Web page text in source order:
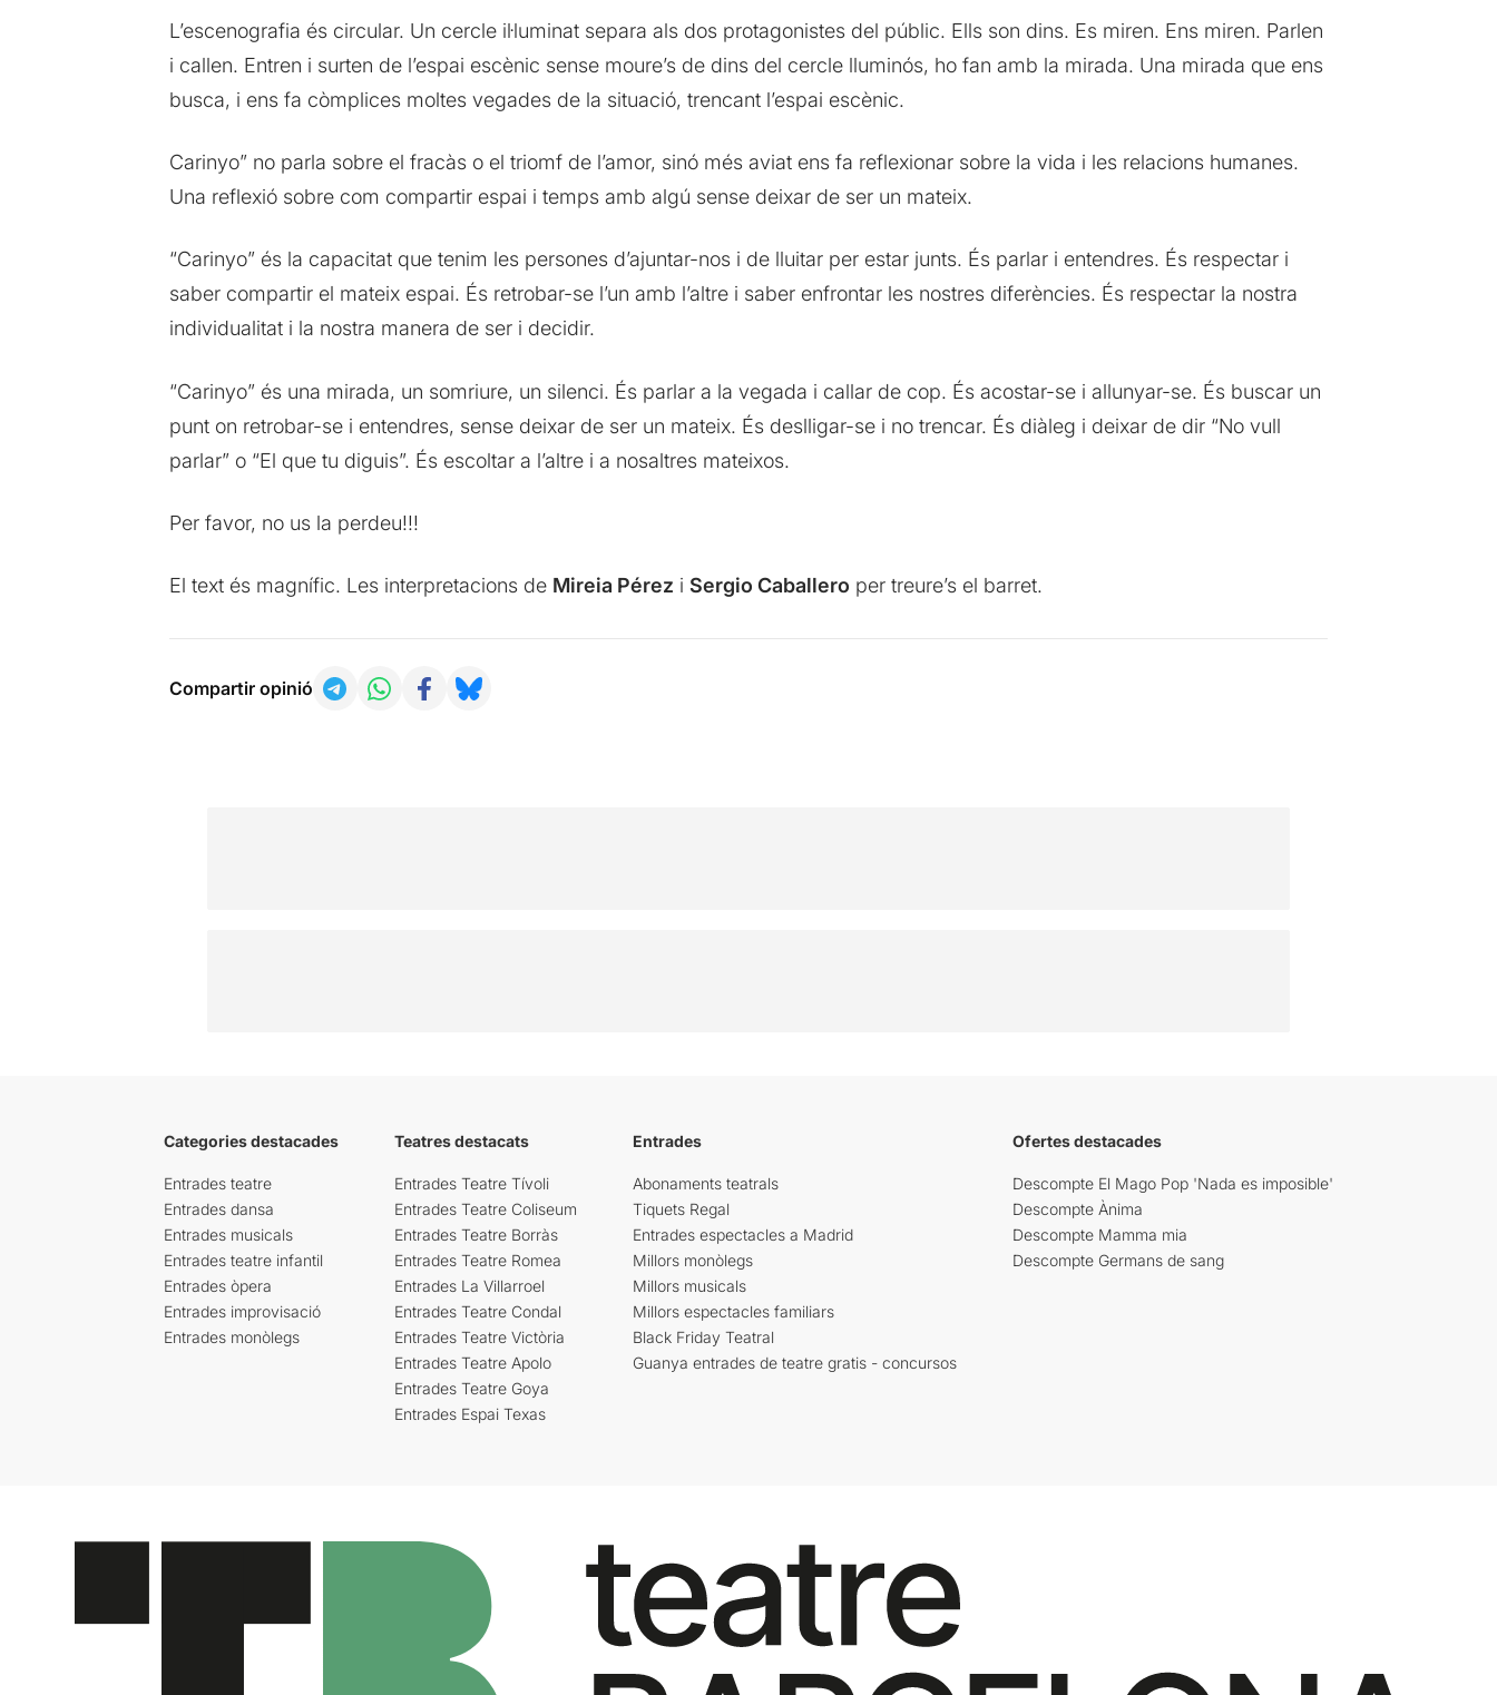
L’escenografia és circular. Un cercle il·luminat separa als dos protagonistes del públic. Ells son dins. Es miren. Ens miren. Parlen
i callen. Entren i surten de l’espai escènic sense moure’s de dins del cercle lluminós, ho fan amb la mirada. Una mirada que ens
busca, i ens fa còmplices moltes vegades de la situació, trencant l’espai escènic.
Carinyo” no parla sobre el fracàs o el triomf de l’amor, sinó més aviat ens fa reflexionar sobre la vida i les relacions humanes.
Una reflexió sobre com compartir espai i temps amb algú sense deixar de ser un mateix.
“Carinyo” és la capacitat que tenim les persones d’ajuntar-nos i de lluitar per estar junts. És parlar i entendres. És respectar i
saber compartir el mateix espai. És retrobar-se l’un amb l’altre i saber enfrontar les nostres diferències. És respectar la nostra
individualitat i la nostra manera de ser i decidir.
“Carinyo” és una mirada, un somriure, un silenci. És parlar a la vegada i callar de cop. És acostar-se i allunyar-se. És buscar un
punt on retrobar-se i entendres, sense deixar de ser un mateix. És deslligar-se i no trencar. És diàleg i deixar de dir “No vull
parlar” o “El que tu diguis”. És escoltar a l’altre i a nosaltres mateixos.
Per favor, no us la perdeu!!!
El text és magnífic. Les interpretacions de Mireia Pérez i Sergio Caballero per treure’s el barret.
Compartir opinió
Categories destacades
Entrades teatre
Entrades dansa
Entrades musicals
Entrades teatre infantil
Entrades òpera
Entrades improvisació
Entrades monòlegs
Teatres destacats
Entrades Teatre Tívoli
Entrades Teatre Coliseum
Entrades Teatre Borràs
Entrades Teatre Romea
Entrades La Villarroel
Entrades Teatre Condal
Entrades Teatre Victòria
Entrades Teatre Apolo
Entrades Teatre Goya
Entrades Espai Texas
Entrades
Abonaments teatrals
Tiquets Regal
Entrades espectacles a Madrid
Millors monòlegs
Millors musicals
Millors espectacles familiars
Black Friday Teatral
Guanya entrades de teatre gratis - concursos
Ofertes destacades
Descompte El Mago Pop 'Nada es imposible'
Descompte Ànima
Descompte Mamma mia
Descompte Germans de sang